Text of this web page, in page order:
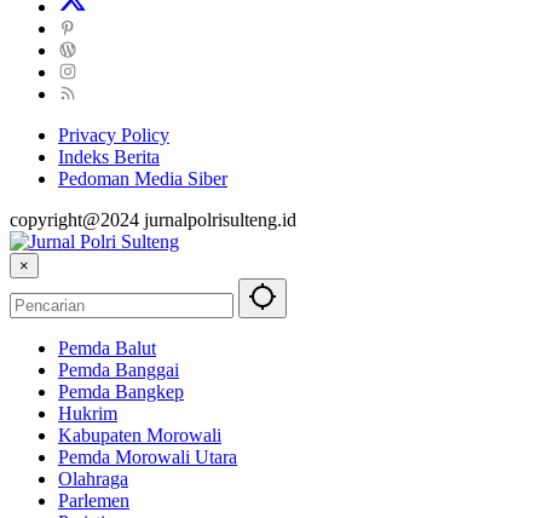
Privacy Policy
Indeks Berita
Pedoman Media Siber
copyright@2024 jurnalpolrisulteng.id
×
Pemda Balut
Pemda Banggai
Pemda Bangkep
Hukrim
Kabupaten Morowali
Pemda Morowali Utara
Olahraga
Parlemen